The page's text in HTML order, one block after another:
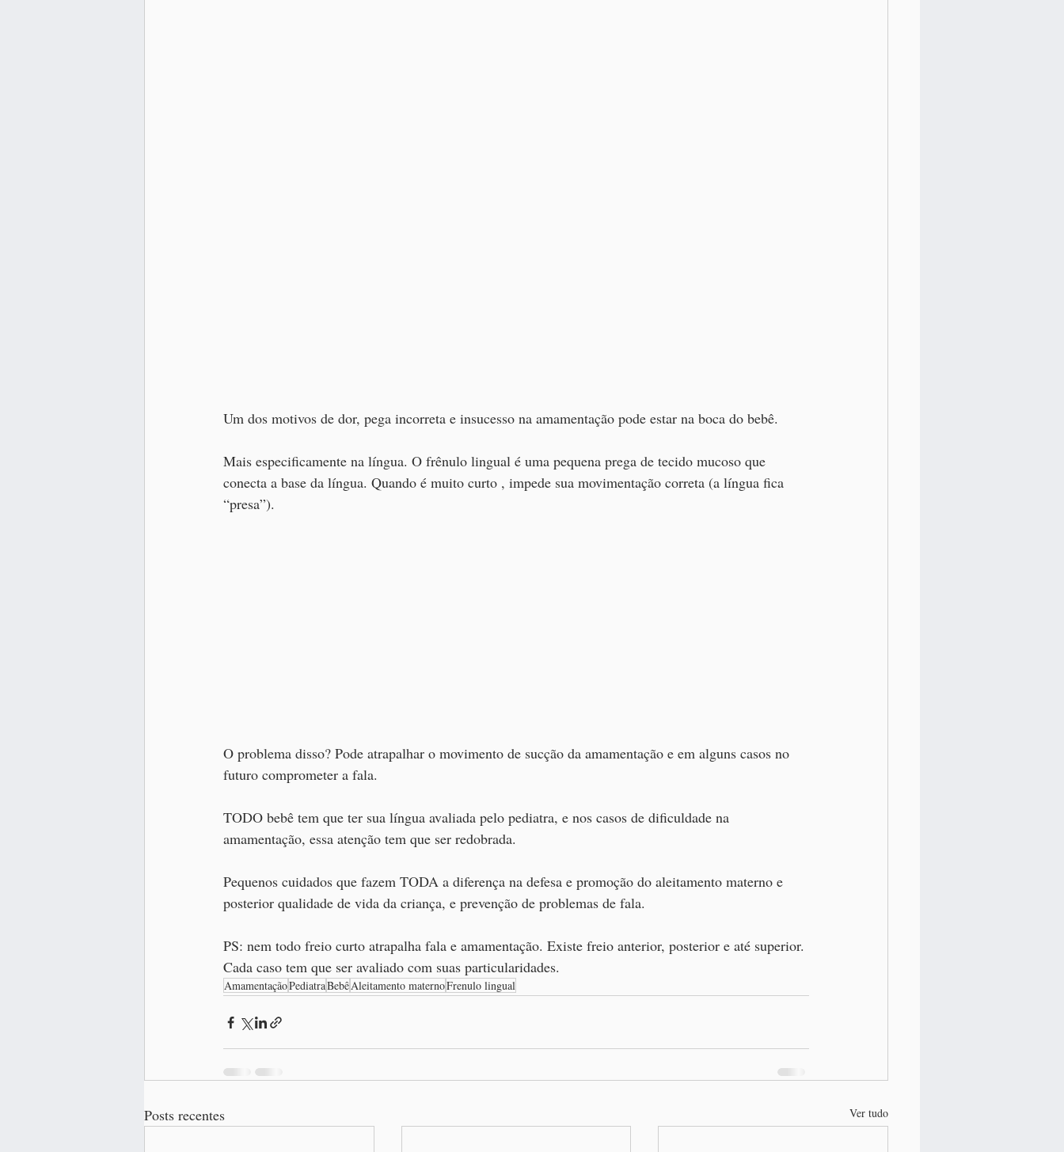
Um dos motivos de dor, pega incorreta e insucesso na amamentação pode estar na boca do bebê.
Mais especificamente na língua. O frênulo lingual é uma pequena prega de tecido mucoso que
conecta a base da língua. Quando é muito curto , impede sua movimentação correta (a língua fica
“presa”).
O problema disso? Pode atrapalhar o movimento de sucção da amamentação e em alguns casos no
futuro comprometer a fala.
TODO bebê tem que ter sua língua avaliada pelo pediatra, e nos casos de dificuldade na
amamentação, essa atenção tem que ser redobrada.
Pequenos cuidados que fazem TODA a diferença na defesa e promoção do aleitamento materno e
posterior qualidade de vida da criança, e prevenção de problemas de fala.
PS: nem todo freio curto atrapalha fala e amamentação. Existe freio anterior, posterior e até superior.
Cada caso tem que ser avaliado com suas particularidades.
AmamentaçãoPediatraBebêAleitamento maternoFrenulo lingual
Posts recentes Ver tudo